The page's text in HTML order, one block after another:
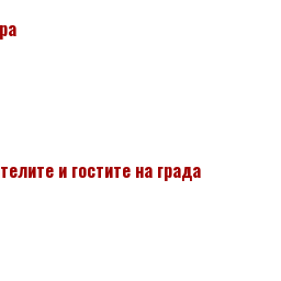
и гостите на града